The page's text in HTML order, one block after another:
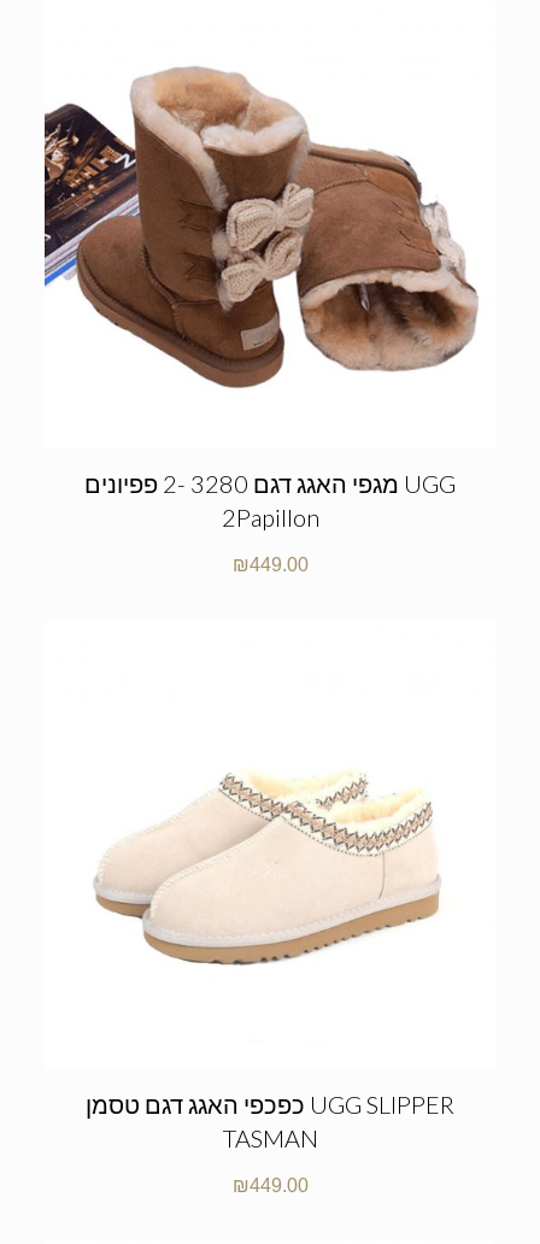
מגפי האגג דגם 3280 -2 פפיונים UGG
2Papillon
₪449.00
כפכפי האגג דגם טסמן UGG SLIPPER
TASMAN
₪449.00